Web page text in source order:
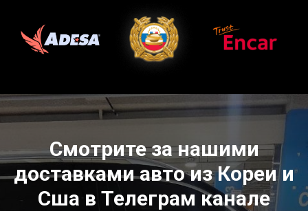
Смотрите за нашими
доставками авто из Кореи и
Сша в Телеграм канале